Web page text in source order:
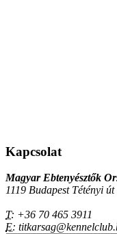
Kapcsolat
Magyar Ebtenyésztők
1119 Budapest Tétényi út
T: +36 70 465 3911
E: